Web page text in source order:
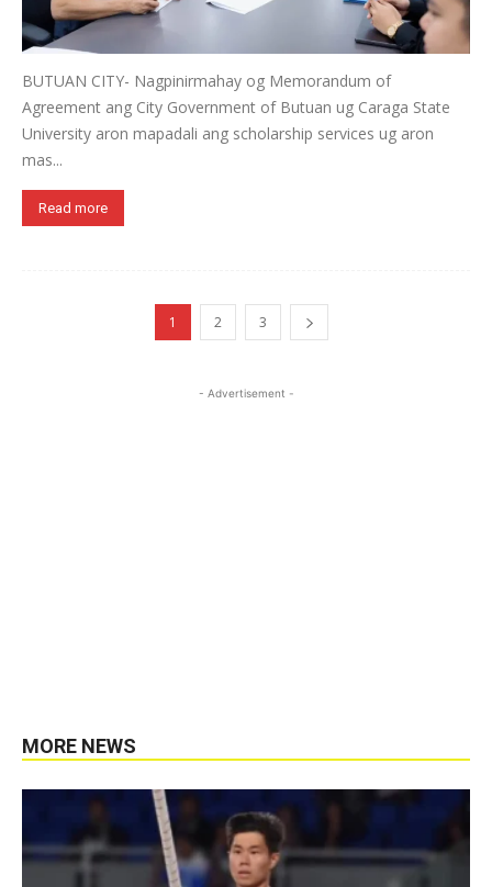
BUTUAN CITY- Nagpinirmahay og Memorandum of
Agreement ang City Government of Butuan ug Caraga State
University aron mapadali ang scholarship services ug aron
mas...
Read more
1 2 3
- Advertisement -
MORE NEWS